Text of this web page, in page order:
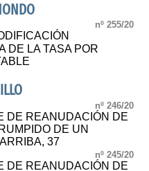
nº 255/20
DE LA TASA POR
nº 246/20
DE REANUDACIÓN DE
DE UN
37
nº 245/20
DE REANUDACIÓN DE